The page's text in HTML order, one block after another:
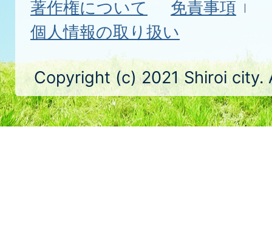
著作権について
免責事項
個人情報の取り扱い
Copyright (c) 2021 Shiroi city.